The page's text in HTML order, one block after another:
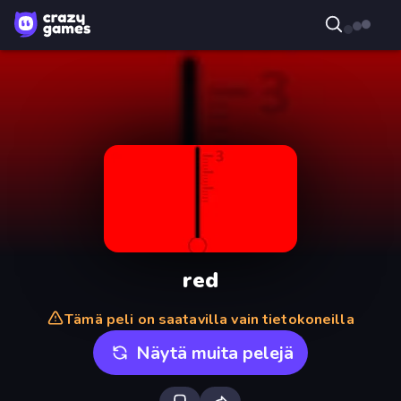
red
Tämä peli on saatavilla vain tietokoneilla
Näytä muita pelejä